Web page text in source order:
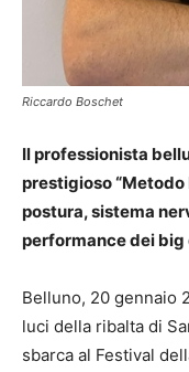
Riccardo Boschet
Il professionista
prestigioso
postura, sistema
performance dei
Belluno, 20 gennaio
luci della ribalta di
sbarca al Festival